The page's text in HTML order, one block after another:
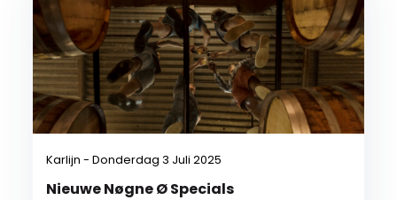
Karlijn - Donderdag 3 Juli 2025
Nieuwe Nøgne Ø Specials